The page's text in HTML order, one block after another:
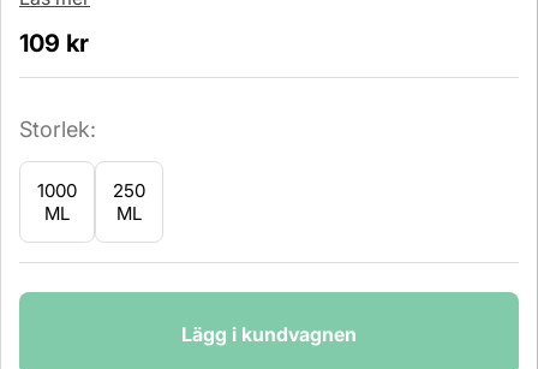
109 kr
Storlek:
1000
ML
250
ML
Lägg i kundvagnen